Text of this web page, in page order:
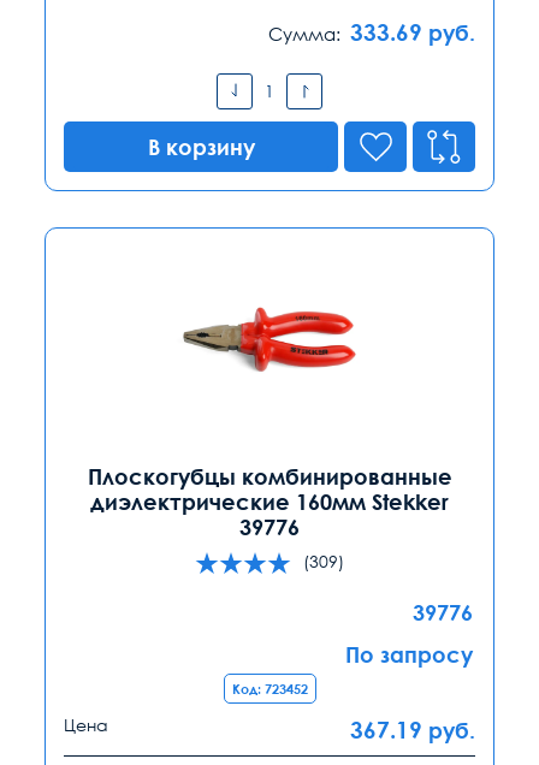
Сумма: 333.69 руб.
В корзину
Плоскогубцы комбинированные
диэлектрические 160мм Stekker
39776
(309)
39776
По запросу
Код: 723452
Цена 367.19 руб.